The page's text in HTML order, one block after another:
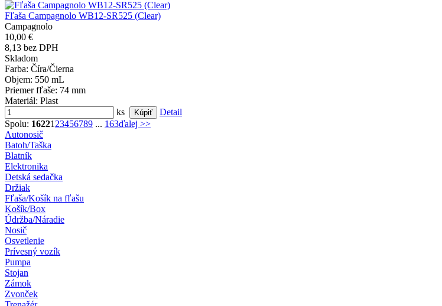
Fľaša Campagnolo WB12-SR525 (Clear)
Campagnolo
10,00 €
8,13 bez DPH
Skladom
Farba: Číra/Čierna
Objem: 550 mL
Priemer fľaše: 74 mm
Materiál: Plast
ks
Detail
Spolu: 16221 23456789 ... 163ďalej >>
Autonosič
Batoh/Taška
Blatník
Elektronika
Detská sedačka
Držiak
Fľaša/Košík na fľašu
Košík/Box
Údržba/Náradie
Nosič
Osvetlenie
Prívesný vozík
Pumpa
Stojan
Zámok
Zvonček